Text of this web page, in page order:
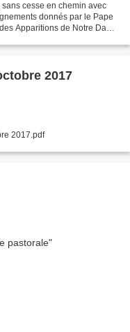
cesse en chemin avec
donnés par le Pape
Apparitions de Notre Dame
2017
2017.pdf